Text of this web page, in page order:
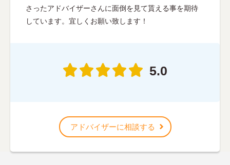
さったアドバイザーさんに面倒を見て貰える事を期待
しています。宜しくお願い致します！
5.0
アドバイザーに相談する